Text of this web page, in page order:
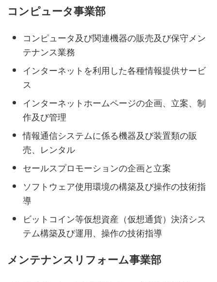
コンピュータ事業部
コンピュータ及び関連機器の販売及び保守メン
テナンス業務
インターネットを利用した各種情報提供サービ
ス
インターネットホームページの企画、立案、制
作及び管理
情報通信システムに係る機器及び装置類の販
売、レンタル
セールスプロモーションの企画と立案
ソフトウェア使用環境の構築及び操作の技術指
導
ビットコイン等仮想資産（仮想通貨）決済シス
テム構築及び運用、操作の技術指導
メンテナンスリフォーム事業部